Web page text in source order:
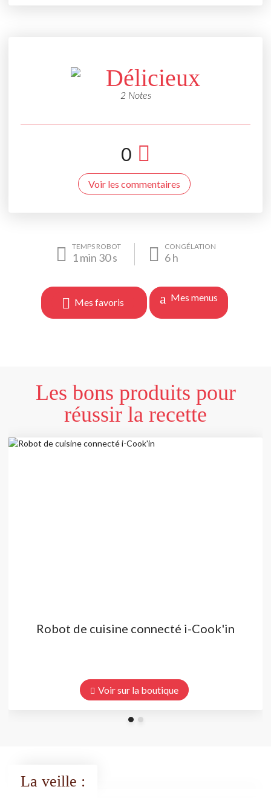
Délicieux
2 Notes
0
Voir les commentaires
TEMPS ROBOT
1 min 30s
CONGÉLATION
6h
Mes favoris Mes menus
Les bons produits pour
réussir la recette
Robot de cuisine connecté i-Cook'in
Voir sur la boutique
La veille :